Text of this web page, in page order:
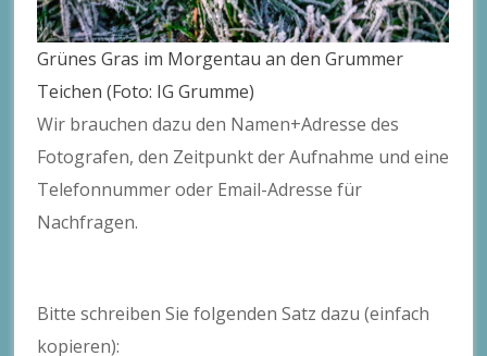
Grünes Gras im Morgentau an den Grummer
Teichen (Foto: IG Grumme)
Wir brauchen dazu den Namen+Adresse des
Fotografen, den Zeitpunkt der Aufnahme und eine
Telefonnummer oder Email-Adresse für
Nachfragen.
Bitte schreiben Sie folgenden Satz dazu (einfach
kopieren):